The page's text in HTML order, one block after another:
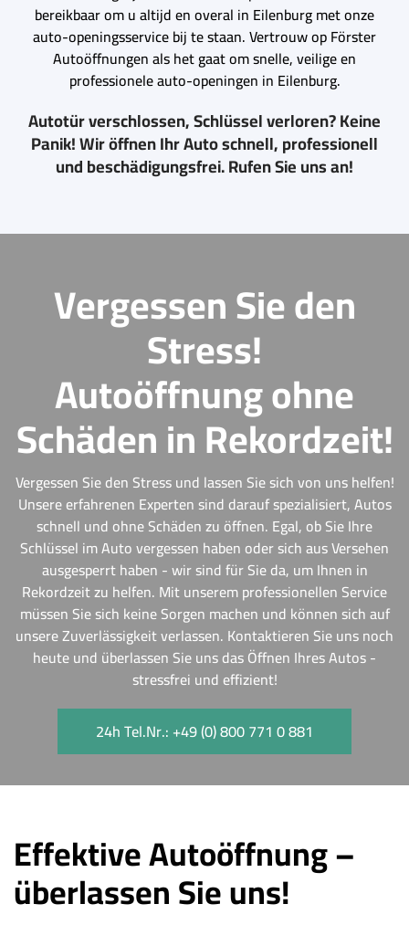
bereikbaar om u altijd en overal in Eilenburg met onze
auto-openingsservice bij te staan. Vertrouw op Förster
Autoöffnungen als het gaat om snelle, veilige en
professionele auto-openingen in Eilenburg.
Autotür verschlossen, Schlüssel verloren? Keine
Panik! Wir öffnen Ihr Auto schnell, professionell
und beschädigungsfrei. Rufen Sie uns an!
Vergessen Sie den
Stress!
Autoöffnung ohne
Schäden in Rekordzeit!
Vergessen Sie den Stress und lassen Sie sich von uns helfen!
Unsere erfahrenen Experten sind darauf spezialisiert, Autos
schnell und ohne Schäden zu öffnen. Egal, ob Sie Ihre
Schlüssel im Auto vergessen haben oder sich aus Versehen
ausgesperrt haben - wir sind für Sie da, um Ihnen in
Rekordzeit zu helfen. Mit unserem professionellen Service
müssen Sie sich keine Sorgen machen und können sich auf
unsere Zuverlässigkeit verlassen. Kontaktieren Sie uns noch
heute und überlassen Sie uns das Öffnen Ihres Autos -
stressfrei und effizient!
24h Tel.Nr.: +49 (0) 800 771 0 881
Effektive Autoöffnung –
überlassen Sie uns!